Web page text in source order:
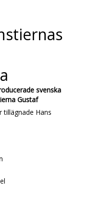
svenska
Gustaf
tillägnade Hans